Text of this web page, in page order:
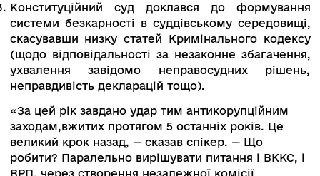
втрачених можливостей, навіть зі знаком «-».
Причини:
Немає досі ВККС і навіть закону, який
її сформувати.
Невиконана обіцянка політиків
перезавантаження ВРП.
Конституційний суд доклався до
системи безкарності в суддівському